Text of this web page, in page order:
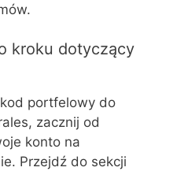
kroku dotyczący
portfelowy do
zacznij od
konto na
Przejdź do sekcji